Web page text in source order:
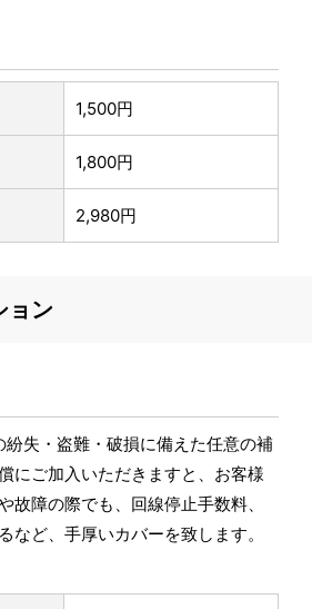
1,500円
1,800円
2,980円
ョン
失・盗難・破損に備えた任意の補
にご加入いただきますと、お客様
故障の際でも、回線停止手数料、
など、手厚いカバーを致します。